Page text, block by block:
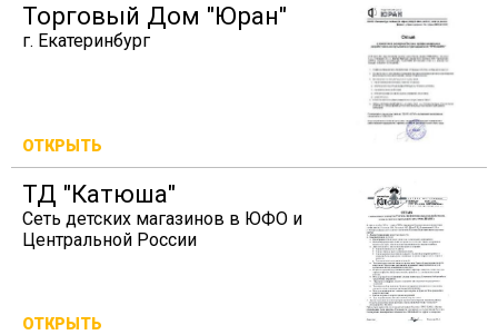
Торговый Дом "Юран"
г. Екатеринбург
ОТКРЫТЬ
ТД "Катюша"
Сеть детских магазинов в ЮФО и
Центральной России
ОТКРЫТЬ